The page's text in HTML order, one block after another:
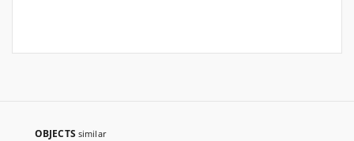
OBJECTS similar